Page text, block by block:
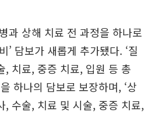
과 상해 치료 전 과정을 하나로
’ 담보가 새롭게 추가됐다. ‘질
, 치료, 중증 치료, 입원 등 총
하나의 담보로 보장하며, ‘상
, 수술, 치료 및 시술, 중증 치료,